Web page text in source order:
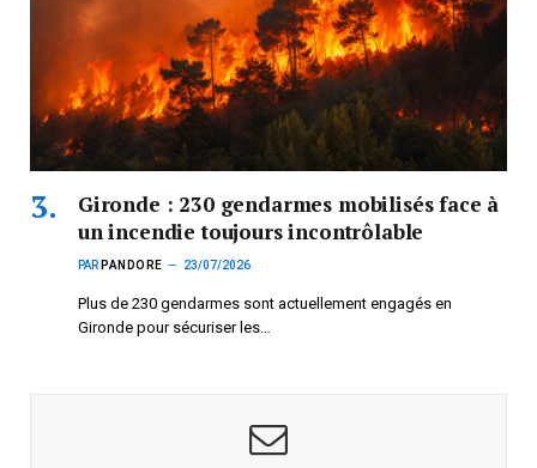
Gironde : 230 gendarmes mobilisés face à
un incendie toujours incontrôlable
PAR PANDORE 23/07/2026
Plus de 230 gendarmes sont actuellement engagés en
Gironde pour sécuriser les…